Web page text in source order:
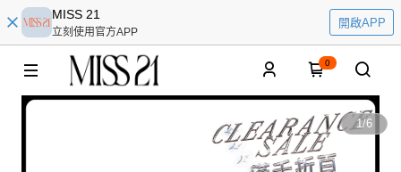
MISS 21
立刻使用官方APP
開啟APP
0
1/6